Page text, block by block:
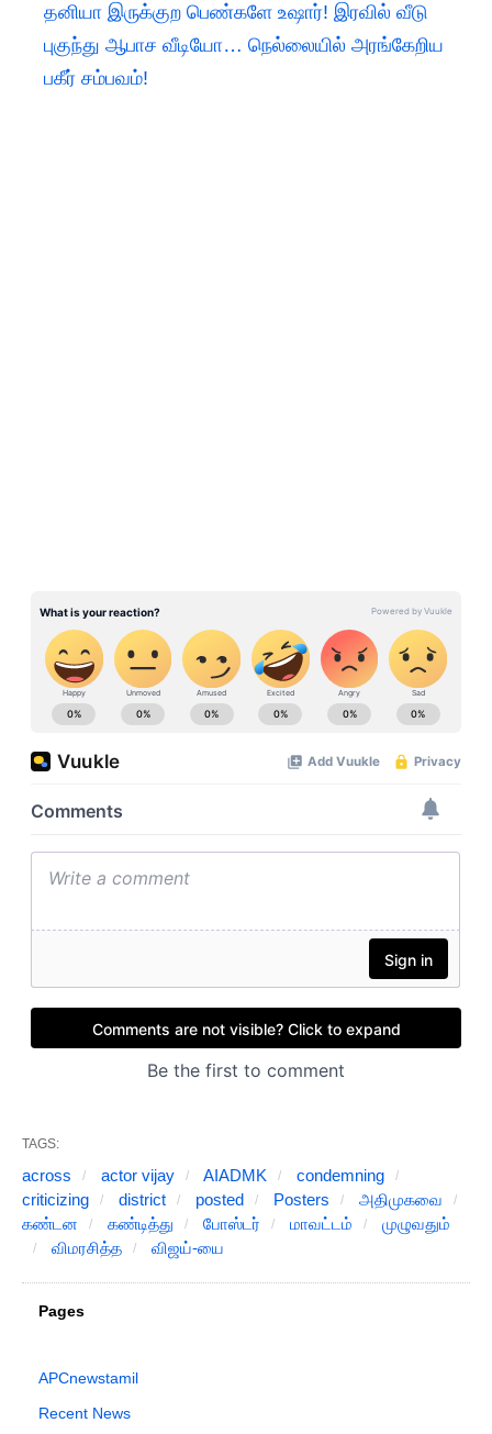
தனியா இருக்குற பெண்களே உஷார்! இரவில் வீடு
புகுந்து ஆபாச வீடியோ… நெல்லையில் அரங்கேறிய
பகீர் சம்பவம்!
TAGS:
across actor vijay AIADMK
condemning
criticizing
district posted Posters
அதிமுகவை
கண்டன
கண்டித்து போஸ்டர் மாவட்டம்
முழுவதும்
விமரசித்த
விஜய்-யை
Pages
APCnewstamil
Recent News